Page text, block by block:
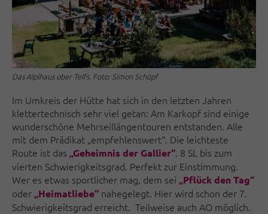
Das Alplhaus ober Telfs. Foto: Simon Schöpf
Im Umkreis der Hütte hat sich in den letzten Jahren
klettertechnisch sehr viel getan: Am Karkopf sind einige
wunderschöne Mehrseillängentouren entstanden. Alle
mit dem Prädikat „empfehlenswert“. Die leichteste
Route ist das „Geheimnis der Gallier“. 8 SL bis zum
vierten Schwierigkeitsgrad. Perfekt zur Einstimmung.
Wer es etwas sportlicher mag, dem sei „Pflück den Tag“
oder „Heimatliebe“ nahegelegt. Hier wird schon der 7.
Schwierigkeitsgrad erreicht. Teilweise auch AO möglich.